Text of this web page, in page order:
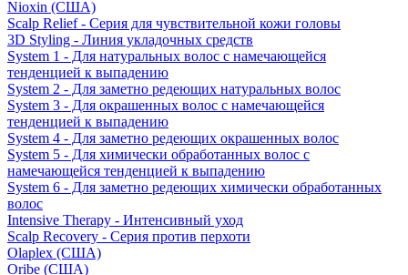
Nioxin (США)
Scalp Relief - Серия для чувствительной кожи головы
3D Styling - Линия укладочных средств
System 1 - Для натуральных волос с намечающейся
тенденцией к выпадению
System 2 - Для заметно редеющих натуральных волос
System 3 - Для окрашенных волос с намечающейся
тенденцией к выпадению
System 4 - Для заметно редеющих окрашенных волос
System 5 - Для химически обработанных волос с
намечающейся тенденцией к выпадению
System 6 - Для заметно редеющих химически обработанных
волос
Intensive Therapy - Интенсивный уход
Scalp Recovery - Серия против перхоти
Olaplex (США)
Oribe (США)